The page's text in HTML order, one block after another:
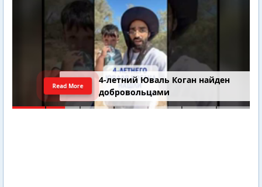
4-летний Юваль Коган найден
добровольцами
Read More